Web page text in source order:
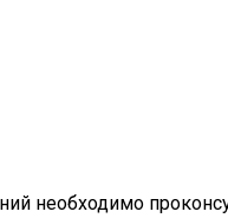
необходимо